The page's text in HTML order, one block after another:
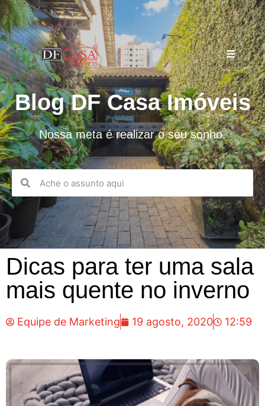
Blog DF Casa Imóveis
Nossa meta é realizar o seu sonho.
Dicas para ter uma sala
mais quente no inverno
Equipe de Marketing 19 agosto, 2020 12:59